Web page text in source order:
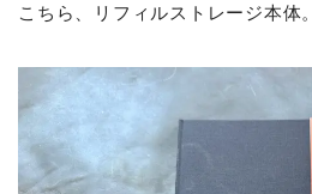
こちら、リフィルストレージ本体。